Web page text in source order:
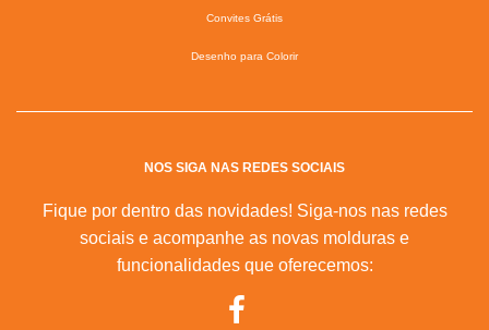
Convites Grátis
Desenho para Colorir
NOS SIGA NAS REDES SOCIAIS
Fique por dentro das novidades! Siga-nos nas redes
sociais e acompanhe as novas molduras e
funcionalidades que oferecemos: